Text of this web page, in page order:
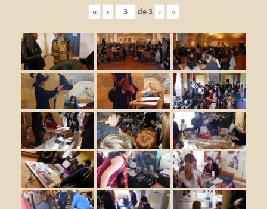
« ‹ de3 › »